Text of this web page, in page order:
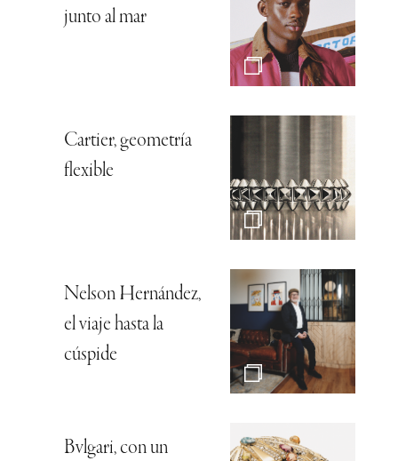
junto al mar
Cartier, geometría
flexible
Nelson Hernández,
el viaje hasta la
cúspide
Bvlgari, con un